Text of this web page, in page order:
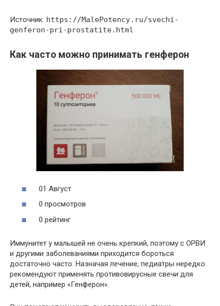
Источник: https://MalePotency.ru/svechi-
genferon-pri-prostatite.html
Как часто можно принимать генферон
01 Август
0 просмотров
0 рейтинг
Иммунитет у малышей не очень крепкий, поэтому с ОРВИ
и другими заболеваниями приходится бороться
достаточно часто. Назначая лечение, педиатры нередко
рекомендуют применять противовирусные свечи для
детей, например «Генферон».